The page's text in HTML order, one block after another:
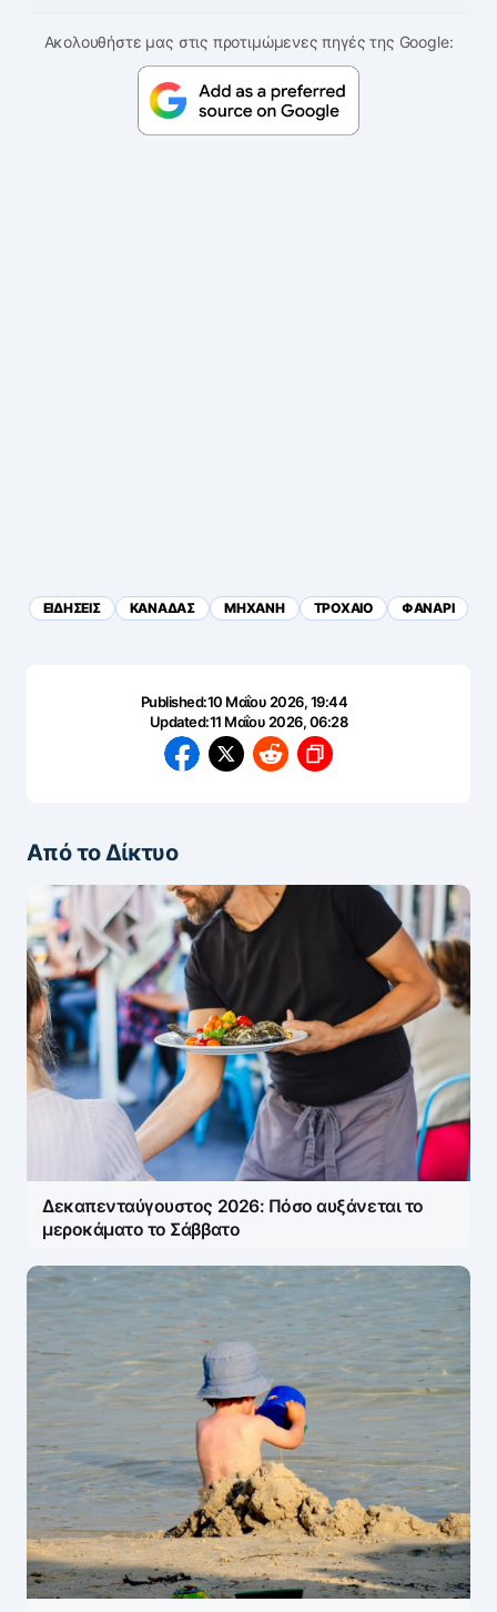
Ακολουθήστε μας στις προτιμώμενες πηγές της Google:
ΕΙΔΗΣΕΙΣ ΚΑΝΑΔΑΣ ΜΗΧΑΝΗ ΤΡΟΧΑΙΟ ΦΑΝΑΡΙ
Published:10 Μαΐου 2026, 19:44
Updated:11 Μαΐου 2026, 06:28
Από το Δίκτυο
Δεκαπενταύγουστος 2026: Πόσο αυξάνεται το
μεροκάματο το Σάββατο